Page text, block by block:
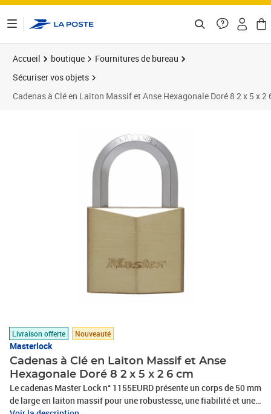
Accueil boutique
Fournitures de bureau
Sécuriser vos objets
Cadenas à Clé en Laiton Massif et Anse Hexagonale Doré 8 2 x 5 x 2
Livraison offerte Nouveauté
Masterlock
Cadenas à Clé en Laiton Massif et Anse
Hexagonale Doré 8 2 x 5 x 2 6 cm
Le cadenas Master Lock n° 1155EURD présente un corps de 50 mm
de large en laiton massif pour une robustesse, une fiabilité et une